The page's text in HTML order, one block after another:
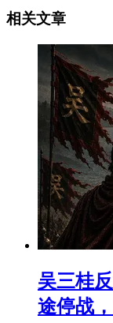
相关文章
吴三桂
途停战